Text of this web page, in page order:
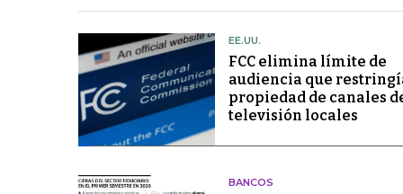
EE.UU.
FCC elimina límite de
audiencia que
propiedad de canales
televisión locales
BANCOS